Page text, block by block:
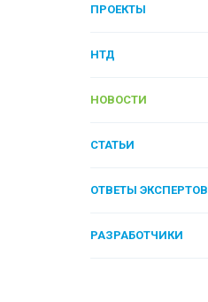
ПРОЕКТЫ
НТД
НОВОСТИ
СТАТЬИ
ОТВЕТЫ ЭКСПЕРТОВ
РАЗРАБОТЧИКИ